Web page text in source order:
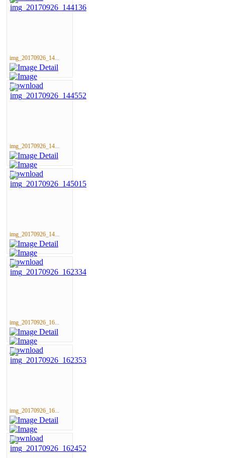
img_20170926_14...
img_20170926_14...
img_20170926_14...
img_20170926_16...
img_20170926_16...